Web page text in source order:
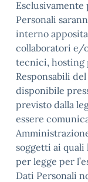
Personali
interno
collaboratori e/
tecnici, hosting
Responsabili
disponibile
previsto dalla
essere
soggetti ai quali
per legge per
Dati Personali